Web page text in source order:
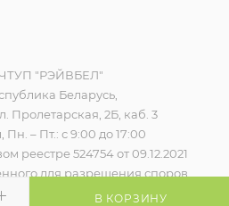
В КОРЗИНУ
"РЭЙВБЕЛ"
Беларусь,
Пролетарская, 2Б, каб. 3
– Пт.: с 9:00 до 17:00
реестре 524754 от 09.12.2021
для разрешения споров,
контролирующего органа)